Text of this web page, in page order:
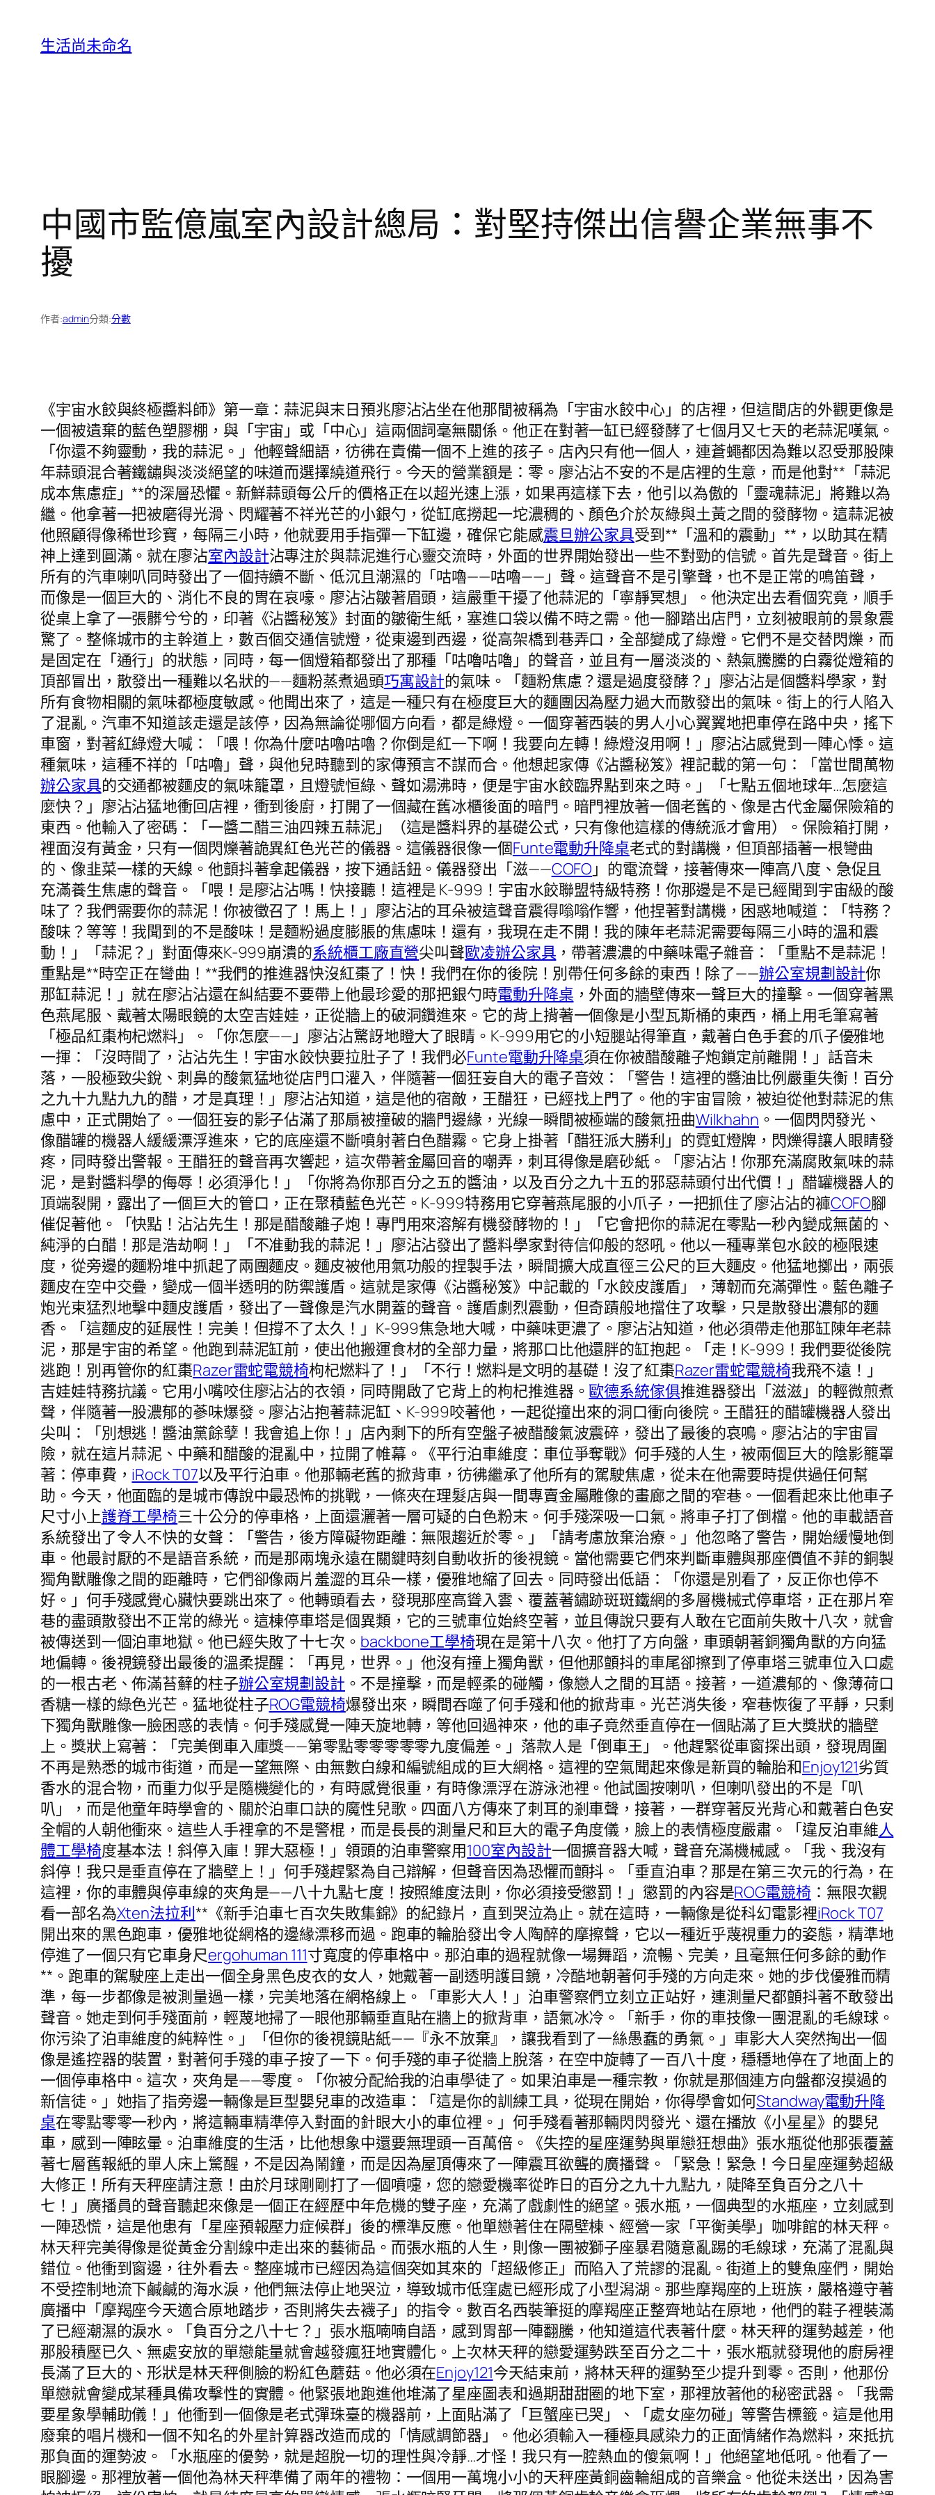
生活尚未命名
中國市監億嵐室內設計總局：對堅持傑出信譽企業無事不
擾
作者:admin分類:分數
《宇宙水餃與終極醬料師》第一章：蒜泥與末日預兆廖沾沾坐在他那間被稱為「宇宙水餃中心」的店裡，但這間店的外觀更像是
一個被遺棄的藍色塑膠棚，與「宇宙」或「中心」這兩個詞毫無關係。他正在對著一缸已經發酵了七個月又七天的老蒜泥嘆氣。
「你還不夠靈動，我的蒜泥。」他輕聲細語，彷彿在責備一個不上進的孩子。店內只有他一個人，連蒼蠅都因為難以忍受那股陳
年蒜頭混合著鐵鏽與淡淡絕望的味道而選擇繞道飛行。今天的營業額是：零。廖沾沾不安的不是店裡的生意，而是他對**「蒜泥
成本焦慮症」**的深層恐懼。新鮮蒜頭每公斤的價格正在以超光速上漲，如果再這樣下去，他引以為傲的「靈魂蒜泥」將難以為
繼。他拿著一把被磨得光滑、閃耀著不祥光芒的小銀勺，從缸底撈起一坨濃稠的、顏色介於灰綠與土黃之間的發酵物。這蒜泥被
他照顧得像稀世珍寶，每隔三小時，他就要用手指彈一下缸邊，確保它能感震旦辦公家具受到**「溫和的震動」**，以助其在精
神上達到圓滿。就在廖沾室內設計沾專注於與蒜泥進行心靈交流時，外面的世界開始發出一些不對勁的信號。首先是聲音。街上
所有的汽車喇叭同時發出了一個持續不斷、低沉且潮濕的「咕嚕——咕嚕——」聲。這聲音不是引擎聲，也不是正常的鳴笛聲，
而像是一個巨大的、消化不良的胃在哀嚎。廖沾沾皺著眉頭，這嚴重干擾了他蒜泥的「寧靜冥想」。他決定出去看個究竟，順手
從桌上拿了一張髒兮兮的，印著《沾醬秘笈》封面的皺衛生紙，塞進口袋以備不時之需。他一腳踏出店門，立刻被眼前的景象震
驚了。整條城市的主幹道上，數百個交通信號燈，從東邊到西邊，從高架橋到巷弄口，全部變成了綠燈。它們不是交替閃爍，而
是固定在「通行」的狀態，同時，每一個燈箱都發出了那種「咕嚕咕嚕」的聲音，並且有一層淡淡的、熱氣騰騰的白霧從燈箱的
頂部冒出，散發出一種難以名狀的——麵粉蒸煮過頭巧寓設計的氣味。「麵粉焦慮？還是過度發酵？」廖沾沾是個醬料學家，對
所有食物相關的氣味都極度敏感。他聞出來了，這是一種只有在極度巨大的麵團因為壓力過大而散發出的氣味。街上的行人陷入
了混亂。汽車不知道該走還是該停，因為無論從哪個方向看，都是綠燈。一個穿著西裝的男人小心翼翼地把車停在路中央，搖下
車窗，對著紅綠燈大喊：「喂！你為什麼咕嚕咕嚕？你倒是紅一下啊！我要向左轉！綠燈沒用啊！」廖沾沾感覺到一陣心悸。這
種氣味，這種不祥的「咕嚕」聲，與他兒時聽到的家傳預言不謀而合。他想起家傳《沾醬秘笈》裡記載的第一句：「當世間萬物
辦公家具的交通都被麵皮的氣味籠罩，且燈號恒綠、聲如湯沸時，便是宇宙水餃臨界點到來之時。」「七點五個地球年…怎麼這
麼快？」廖沾沾猛地衝回店裡，衝到後廚，打開了一個藏在舊冰櫃後面的暗門。暗門裡放著一個老舊的、像是古代金屬保險箱的
東西。他輸入了密碼：「一醬二醋三油四辣五蒜泥」（這是醬料界的基礎公式，只有像他這樣的傳統派才會用）。保險箱打開，
裡面沒有黃金，只有一個閃爍著詭異紅色光芒的儀器。這儀器很像一個Funte電動升降桌老式的對講機，但頂部插著一根彎曲
的、像韭菜一樣的天線。他顫抖著拿起儀器，按下通話鈕。儀器發出「滋——COFO 」的電流聲，接著傳來一陣高八度、急促且
充滿養生焦慮的聲音。「喂！是廖沾沾嗎！快接聽！這裡是 K-999！宇宙水餃聯盟特級特務！你那邊是不是已經聞到宇宙級的酸
味了？我們需要你的蒜泥！你被徵召了！馬上！」廖沾沾的耳朵被這聲音震得嗡嗡作響，他捏著對講機，困惑地喊道：「特務？
酸味？等等！我聞到的不是酸味！是麵粉過度膨脹的焦慮味！還有，我現在走不開！我的陳年老蒜泥需要每隔三小時的溫和震
動！」「蒜泥？」對面傳來K-999崩潰的系統櫃工廠直營尖叫聲歐凌辦公家具 ，帶著濃濃的中藥味電子雜音：「重點不是蒜泥！
重點是**時空正在彎曲！**我們的推進器快沒紅棗了！快！我們在你的後院！別帶任何多餘的東西！除了——辦公室規劃設計你
那缸蒜泥！」就在廖沾沾還在糾結要不要帶上他最珍愛的那把銀勺時電動升降桌 ，外面的牆壁傳來一聲巨大的撞擊。一個穿著黑
色燕尾服、戴著太陽眼鏡的太空吉娃娃，正從牆上的破洞鑽進來。它的背上揹著一個像是小型瓦斯桶的東西，桶上用毛筆寫著
「極品紅棗枸杞燃料」。「你怎麼——」廖沾沾驚訝地瞪大了眼睛。K-999用它的小短腿站得筆直，戴著白色手套的爪子優雅地
一揮：「沒時間了，沾沾先生！宇宙水餃快要拉肚子了！我們必Funte電動升降桌須在你被醋酸離子炮鎖定前離開！」話音未
落，一股極致尖銳、刺鼻的酸氣猛地從店門口灌入，伴隨著一個狂妄自大的電子音效：「警告！這裡的醬油比例嚴重失衡！百分
之九十九點九九的醋，才是真理！」廖沾沾知道，這是他的宿敵，王醋狂，已經找上門了。他的宇宙冒險，被迫從他對蒜泥的焦
慮中，正式開始了。一個狂妄的影子佔滿了那扇被撞破的牆門邊緣，光線一瞬間被極端的酸氣扭曲Wilkhahn 。一個閃閃發光、
像醋罐的機器人緩緩漂浮進來，它的底座還不斷噴射著白色醋霧。它身上掛著「醋狂派大勝利」的霓虹燈牌，閃爍得讓人眼睛發
疼，同時發出警報。王醋狂的聲音再次響起，這次帶著金屬回音的嘲弄，刺耳得像是磨砂紙。「廖沾沾！你那充滿腐敗氣味的蒜
泥，是對醬料學的侮辱！必須淨化！」「你將為你那百分之五的醬油，以及百分之九十五的邪惡蒜頭付出代價！」醋罐機器人的
頂端裂開，露出了一個巨大的管口，正在聚積藍色光芒。K-999特務用它穿著燕尾服的小爪子，一把抓住了廖沾沾的褲COFO腳
催促著他。「快點！沾沾先生！那是醋酸離子炮！專門用來溶解有機發酵物的！」「它會把你的蒜泥在零點一秒內變成無菌的、
純淨的白醋！那是浩劫啊！」「不准動我的蒜泥！」廖沾沾發出了醬料學家對待信仰般的怒吼。他以一種專業包水餃的極限速
度，從旁邊的麵粉堆中抓起了兩團麵皮。麵皮被他用氣功般的捏製手法，瞬間擴大成直徑三公尺的巨大麵皮。他猛地擲出，兩張
麵皮在空中交疊，變成一個半透明的防禦護盾。這就是家傳《沾醬秘笈》中記載的「水餃皮護盾」，薄韌而充滿彈性。藍色離子
炮光束猛烈地擊中麵皮護盾，發出了一聲像是汽水開蓋的聲音。護盾劇烈震動，但奇蹟般地擋住了攻擊，只是散發出濃郁的麵
香。「這麵皮的延展性！完美！但撐不了太久！」K-999焦急地大喊，中藥味更濃了。廖沾沾知道，他必須帶走他那缸陳年老蒜
泥，那是宇宙的希望。他跑到蒜泥缸前，使出他搬運食材的全部力量，將那口比他還胖的缸抱起。「走！K-999！我們要從後院
逃跑！別再管你的紅棗Razer雷蛇電競椅枸杞燃料了！」「不行！燃料是文明的基礎！沒了紅棗Razer雷蛇電競椅我飛不遠！」
吉娃娃特務抗議。它用小嘴咬住廖沾沾的衣領，同時開啟了它背上的枸杞推進器。歐德系統傢俱推進器發出「滋滋」的輕微煎煮
聲，伴隨著一股濃郁的蔘味爆發。廖沾沾抱著蒜泥缸、K-999咬著他，一起從撞出來的洞口衝向後院。王醋狂的醋罐機器人發出
尖叫：「別想逃！醬油黨餘孽！我會追上你！」店內剩下的所有空盤子被醋酸氣波震碎，發出了最後的哀鳴。廖沾沾的宇宙冒
險，就在這片蒜泥、中藥和醋酸的混亂中，拉開了帷幕。《平行泊車維度：車位爭奪戰》何手殘的人生，被兩個巨大的陰影籠罩
著：停車費， iRock T07以及平行泊車。他那輛老舊的掀背車，彷彿繼承了他所有的駕駛焦慮，從未在他需要時提供過任何幫
助。今天，他面臨的是城市傳說中最恐怖的挑戰，一條夾在理髮店與一間專賣金屬雕像的畫廊之間的窄巷。一個看起來比他車子
尺寸小上護脊工學椅三十公分的停車格，上面還灑著一層可疑的白色粉末。何手殘深吸一口氣。將車子打了倒檔。他的車載語音
系統發出了令人不快的女聲：「警告，後方障礙物距離：無限趨近於零。」「請考慮放棄治療。」他忽略了警告，開始緩慢地倒
車。他最討厭的不是語音系統，而是那兩塊永遠在關鍵時刻自動收折的後視鏡。當他需要它們來判斷車體與那座價值不菲的銅製
獨角獸雕像之間的距離時，它們卻像兩片羞澀的耳朵一樣，優雅地縮了回去。同時發出低語：「你還是別看了，反正你也停不
好。」何手殘感覺心臟快要跳出來了。他轉頭看去，發現那座高聳入雲、覆蓋著鏽跡斑斑鐵網的多層機械式停車塔，正在那片窄
巷的盡頭散發出不正常的綠光。這棟停車塔是個異類，它的三號車位始終空著，並且傳說只要有人敢在它面前失敗十八次，就會
被傳送到一個泊車地獄。他已經失敗了十七次。 backbone工學椅現在是第十八次。他打了方向盤，車頭朝著銅獨角獸的方向猛
地偏轉。後視鏡發出最後的溫柔提醒：「再見，世界。」他沒有撞上獨角獸，但他那顫抖的車尾卻擦到了停車塔三號車位入口處
的一根古老、佈滿苔蘚的柱子辦公室規劃設計 。不是撞擊，而是輕柔的碰觸，像戀人之間的耳語。接著，一道濃郁的、像薄荷口
香糖一樣的綠色光芒。猛地從柱子ROG電競椅爆發出來，瞬間吞噬了何手殘和他的掀背車。光芒消失後，窄巷恢復了平靜，只剩
下獨角獸雕像一臉困惑的表情。何手殘感覺一陣天旋地轉，等他回過神來，他的車子竟然垂直停在一個貼滿了巨大獎狀的牆壁
上。獎狀上寫著：「完美倒車入庫獎——第零點零零零零零九度偏差。」落款人是「倒車王」。他趕緊從車窗探出頭，發現周圍
不再是熟悉的城市街道，而是一望無際、由無數白線和編號組成的巨大網格。這裡的空氣聞起來像是新買的輪胎和Enjoy121劣質
香水的混合物，而重力似乎是隨機變化的，有時感覺很重，有時像漂浮在游泳池裡。他試圖按喇叭，但喇叭發出的不是「叭
叭」，而是他童年時學會的、關於泊車口訣的魔性兒歌。四面八方傳來了刺耳的剎車聲，接著，一群穿著反光背心和戴著白色安
全帽的人朝他衝來。這些人手裡拿的不是警棍，而是長長的測量尺和巨大的電子角度儀，臉上的表情極度嚴肅。「違反泊車維人
體工學椅度基本法！斜停入庫！罪大惡極！」領頭的泊車警察用100室內設計一個擴音器大喊，聲音充滿機械感。「我、我沒有
斜停！我只是垂直停在了牆壁上！」何手殘趕緊為自己辯解，但聲音因為恐懼而顫抖。「垂直泊車？那是在第三次元的行為，在
這裡，你的車體與停車線的夾角是——八十九點七度！按照維度法則，你必須接受懲罰！」懲罰的內容是ROG電競椅 ：無限次觀
看一部名為Xten法拉利**《新手泊車七百次失敗集錦》的紀錄片，直到哭泣為止。就在這時，一輛像是從科幻電影裡iRock T07
開出來的黑色跑車，優雅地從網格的邊緣漂移而過。跑車的輪胎發出令人陶醉的摩擦聲，它以一種近乎蔑視重力的姿態，精準地
停進了一個只有它車身尺ergohuman 111寸寬度的停車格中。那泊車的過程就像一場舞蹈，流暢、完美，且毫無任何多餘的動作
**。跑車的駕駛座上走出一個全身黑色皮衣的女人，她戴著一副透明護目鏡，冷酷地朝著何手殘的方向走來。她的步伐優雅而精
準，每一步都像是被測量過一樣，完美地落在網格線上。「車影大人！」泊車警察們立刻立正站好，連測量尺都顫抖著不敢發出
聲音。她走到何手殘面前，輕蔑地掃了一眼他那輛垂直貼在牆上的掀背車，語氣冰冷。「新手，你的車技像一團混亂的毛線球。
你污染了泊車維度的純粹性。」「但你的後視鏡貼紙——『永不放棄』，讓我看到了一絲愚蠢的勇氣。」車影大人突然掏出一個
像是遙控器的裝置，對著何手殘的車子按了一下。何手殘的車子從牆上脫落，在空中旋轉了一百八十度，穩穩地停在了地面上的
一個停車格中。這次，夾角是——零度。「你被分配給我的泊車學徒了。如果泊車是一種宗教，你就是那個連方向盤都沒摸過的
新信徒。」她指了指旁邊一輛像是巨型嬰兒車的改造車：「這是你的訓練工具，從現在開始，你得學會如何Standway電動升降
桌在零點零零一秒內，將這輛車精準停入對面的針眼大小的車位裡。」何手殘看著那輛閃閃發光、還在播放《小星星》的嬰兒
車，感到一陣眩暈。泊車維度的生活，比他想象中還要無理頭一百萬倍。《失控的星座運勢與單戀狂想曲》張水瓶從他那張覆蓋
著七層舊報紙的單人床上驚醒，不是因為鬧鐘，而是因為屋頂傳來了一陣震耳欲聾的廣播聲。「緊急！緊急！今日星座運勢超級
大修正！所有天秤座請注意！由於月球剛剛打了一個噴嚏，您的戀愛機率從昨日的百分之九十九點九，陡降至負百分之八十
七！」廣播員的聲音聽起來像是一個正在經歷中年危機的雙子座，充滿了戲劇性的絕望。張水瓶，一個典型的水瓶座，立刻感到
一陣恐慌，這是他患有「星座預報壓力症候群」後的標準反應。他單戀著住在隔壁棟、經營一家「平衡美學」咖啡館的林天秤。
林天秤完美得像是從黃金分割線中走出來的藝術品。而張水瓶的人生，則像一團被獅子座暴君隨意亂踢的毛線球，充滿了混亂與
錯位。他衝到窗邊，往外看去。整座城市已經因為這個突如其來的「超級修正」而陷入了荒謬的混亂。街道上的雙魚座們，開始
不受控制地流下鹹鹹的海水淚，他們無法停止地哭泣，導致城市低窪處已經形成了小型潟湖。那些摩羯座的上班族，嚴格遵守著
廣播中「摩羯座今天適合原地踏步，否則將失去襪子」的指令。數百名西裝筆挺的摩羯座正整齊地站在原地，他們的鞋子裡裝滿
了已經潮濕的淚水。「負百分之八十七？」張水瓶喃喃自語，感到胃部一陣翻騰，他知道這代表著什麼。林天秤的運勢越差，他
那股積壓已久、無處安放的單戀能量就會越發瘋狂地實體化。上次林天秤的戀愛運勢跌至百分之二十，張水瓶就發現他的廚房裡
長滿了巨大的、形狀是林天秤側臉的粉紅色蘑菇。他必須在Enjoy121今天結束前，將林天秤的運勢至少提升到零。否則，他那份
單戀就會變成某種具備攻擊性的實體。他緊張地跑進他堆滿了星座圖表和過期甜甜圈的地下室，那裡放著他的秘密武器。「我需
要星象學輔助儀！」他衝到一個像是老式彈珠臺的機器前，上面貼滿了「巨蟹座已哭」、「處女座勿碰」等警告標籤。這是他用
廢棄的唱片機和一個不知名的外星計算器改造而成的「情感調節器」。他必須輸入一種極具感染力的正面情緒作為燃料，來抵抗
那負面的運勢波。「水瓶座的優勢，就是超脫一切的理性與冷靜…才怪！我只有一腔熱血的傻氣啊！」他絕望地低吼。他看了一
眼腳邊。那裡放著一個他為林天秤準備了兩年的禮物：一個用一萬塊小小的天秤座黃銅齒輪組成的音樂盒。他從未送出，因為害